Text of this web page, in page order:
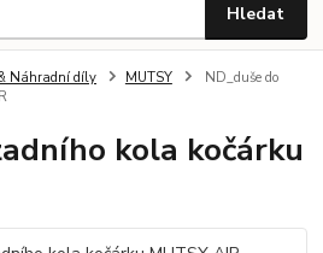
Hledat
Náhradní díly MUTSY
ND_duše do
kola kočárku